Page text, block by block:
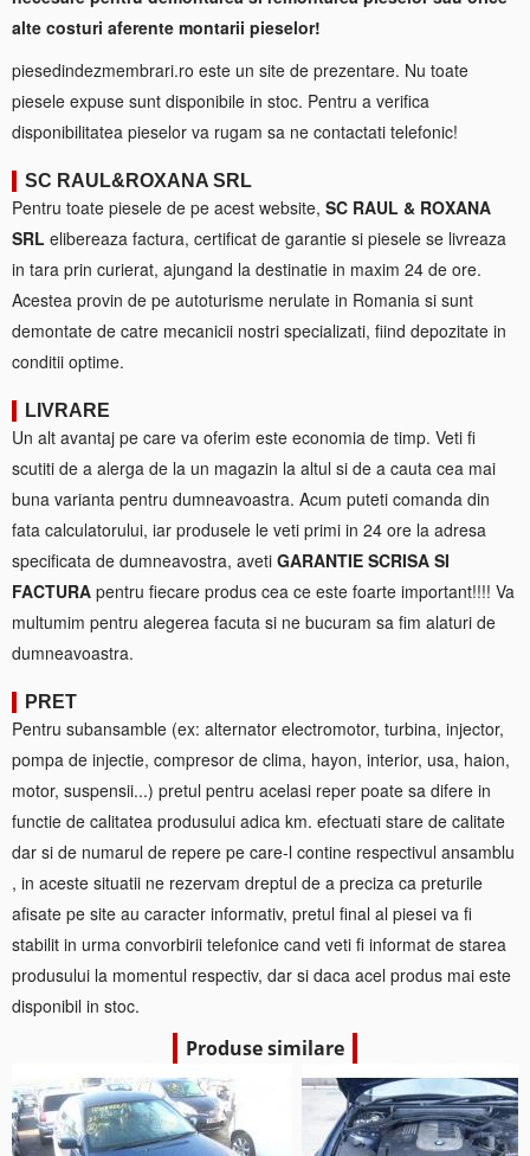
alte costuri aferente montarii pieselor!
piesedindezmembrari.ro este un site de prezentare. Nu toate
piesele expuse sunt disponibile in stoc. Pentru a verifica
disponibilitatea pieselor va rugam sa ne contactati telefonic!
SC RAUL&ROXANA SRL
Pentru toate piesele de pe acest website, SC RAUL & ROXANA
SRL elibereaza factura, certificat de garantie si piesele se livreaza
in tara prin curierat, ajungand la destinatie in maxim 24 de ore.
Acestea provin de pe autoturisme nerulate in Romania si sunt
demontate de catre mecanicii nostri specializati, fiind depozitate in
conditii optime.
LIVRARE
Un alt avantaj pe care va oferim este economia de timp. Veti fi
scutiti de a alerga de la un magazin la altul si de a cauta cea mai
buna varianta pentru dumneavoastra. Acum puteti comanda din
fata calculatorului, iar produsele le veti primi in 24 ore la adresa
specificata de dumneavostra, aveti GARANTIE SCRISA SI
FACTURA pentru fiecare produs cea ce este foarte important!!!! Va
multumim pentru alegerea facuta si ne bucuram sa fim alaturi de
dumneavoastra.
PRET
Pentru subansamble (ex: alternator electromotor, turbina, injector,
pompa de injectie, compresor de clima, hayon, interior, usa, haion,
motor, suspensii...) pretul pentru acelasi reper poate sa difere in
functie de calitatea produsului adica km. efectuati stare de calitate
dar si de numarul de repere pe care-l contine respectivul ansamblu
, in aceste situatii ne rezervam dreptul de a preciza ca preturile
afisate pe site au caracter informativ, pretul final al piesei va fi
stabilit in urma convorbirii telefonice cand veti fi informat de starea
produsului la momentul respectiv, dar si daca acel produs mai este
disponibil in stoc.
Produse similare